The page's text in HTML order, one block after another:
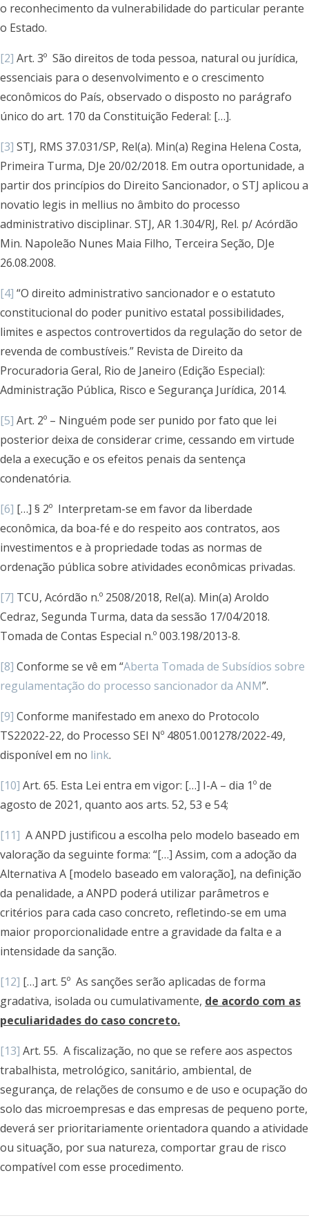
o reconhecimento da vulnerabilidade do particular perante
o Estado.
[2] Art. 3º São direitos de toda pessoa, natural ou jurídica,
essenciais para o desenvolvimento e o crescimento
econômicos do País, observado o disposto no parágrafo
único do art. 170 da Constituição Federal: […].
[3] STJ, RMS 37.031/SP, Rel(a). Min(a) Regina Helena Costa,
Primeira Turma, DJe 20/02/2018. Em outra oportunidade, a
partir dos princípios do Direito Sancionador, o STJ aplicou a
novatio legis in mellius no âmbito do processo
administrativo disciplinar. STJ, AR 1.304/RJ, Rel. p/ Acórdão
Min. Napoleão Nunes Maia Filho, Terceira Seção, DJe
26.08.2008.
[4] “O direito administrativo sancionador e o estatuto
constitucional do poder punitivo estatal possibilidades,
limites e aspectos controvertidos da regulação do setor de
revenda de combustíveis.” Revista de Direito da
Procuradoria Geral, Rio de Janeiro (Edição Especial):
Administração Pública, Risco e Segurança Jurídica, 2014.
[5] Art. 2º – Ninguém pode ser punido por fato que lei
posterior deixa de considerar crime, cessando em virtude
dela a execução e os efeitos penais da sentença
condenatória.
[6] […] § 2º Interpretam-se em favor da liberdade
econômica, da boa-fé e do respeito aos contratos, aos
investimentos e à propriedade todas as normas de
ordenação pública sobre atividades econômicas privadas.
[7] TCU, Acórdão n.º 2508/2018, Rel(a). Min(a) Aroldo
Cedraz, Segunda Turma, data da sessão 17/04/2018.
Tomada de Contas Especial n.º 003.198/2013-8.
[8] Conforme se vê em “Aberta Tomada de Subsídios sobre
regulamentação do processo sancionador da ANM”.
[9] Conforme manifestado em anexo do Protocolo
TS22022-22, do Processo SEI Nº 48051.001278/2022-49,
disponível em no link.
[10] Art. 65. Esta Lei entra em vigor: […] I-A – dia 1º de
agosto de 2021, quanto aos arts. 52, 53 e 54;
[11] A ANPD justificou a escolha pelo modelo baseado em
valoração da seguinte forma: “[…] Assim, com a adoção da
Alternativa A [modelo baseado em valoração], na definição
da penalidade, a ANPD poderá utilizar parâmetros e
critérios para cada caso concreto, refletindo-se em uma
maior proporcionalidade entre a gravidade da falta e a
intensidade da sanção.
[12] […] art. 5º As sanções serão aplicadas de forma
gradativa, isolada ou cumulativamente, de acordo com as
peculiaridades do caso concreto.
[13] Art. 55. A fiscalização, no que se refere aos aspectos
trabalhista, metrológico, sanitário, ambiental, de
segurança, de relações de consumo e de uso e ocupação do
solo das microempresas e das empresas de pequeno porte,
deverá ser prioritariamente orientadora quando a atividade
ou situação, por sua natureza, comportar grau de risco
compatível com esse procedimento.